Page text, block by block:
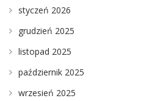
styczeń 2026
grudzień 2025
listopad 2025
październik 2025
wrzesień 2025